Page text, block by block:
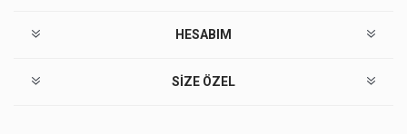
HESABIM
SIZE ÖZEL